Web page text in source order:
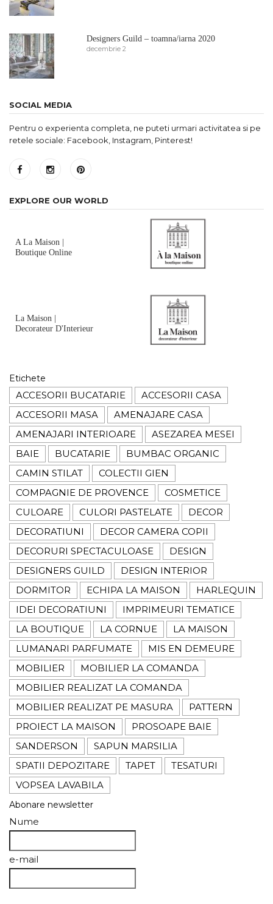
Designers Guild – toamna/iarna 2020
decembrie 2
SOCIAL MEDIA
Pentru o experienta completa, ne puteti urmari activitatea si pe
retele sociale: Facebook, Instagram, Pinterest!
EXPLORE OUR WORLD
A La Maison |
Boutique Online
La Maison |
Decorateur D'Interieur
Etichete
ACCESORII BUCATARIE
ACCESORII CASA
ACCESORII MASA
AMENAJARE CASA
AMENAJARI INTERIOARE
ASEZAREA MESEI
BAIE
BUCATARIE
BUMBAC ORGANIC
CAMIN STILAT
COLECTII GIEN
COMPAGNIE DE PROVENCE
COSMETICE
CULOARE
CULORI PASTELATE
DECOR
DECORATIUNI
DECOR CAMERA COPII
DECORURI SPECTACULOASE
DESIGN
DESIGNERS GUILD
DESIGN INTERIOR
DORMITOR
ECHIPA LA MAISON
HARLEQUIN
IDEI DECORATIUNI
IMPRIMEURI TEMATICE
LA BOUTIQUE
LA CORNUE
LA MAISON
LUMANARI PARFUMATE
MIS EN DEMEURE
MOBILIER
MOBILIER LA COMANDA
MOBILIER REALIZAT LA COMANDA
MOBILIER REALIZAT PE MASURA
PATTERN
PROIECT LA MAISON
PROSOAPE BAIE
SANDERSON
SAPUN MARSILIA
SPATII DEPOZITARE
TAPET
TESATURI
VOPSEA LAVABILA
Abonare newsletter
Nume
e-mail